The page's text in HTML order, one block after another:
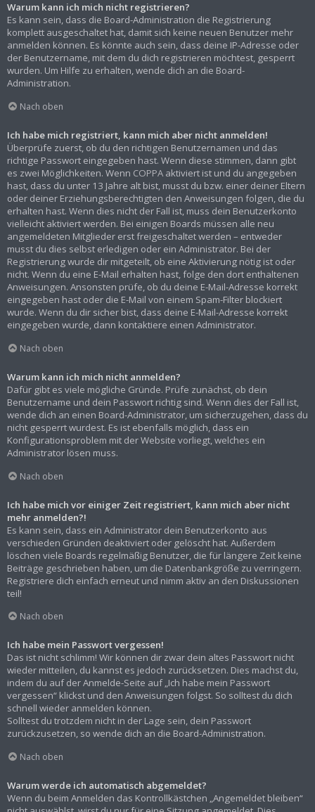
Warum kann ich mich nicht registrieren?
Es kann sein, dass die Board-Administration die Registrierung
komplett ausgeschaltet hat, damit sich keine neuen Benutzer mehr
anmelden können. Es könnte auch sein, dass deine IP-Adresse oder
der Benutzername, mit dem du dich registrieren möchtest, gesperrt
wurden. Um Hilfe zu erhalten, wende dich an die Board-
Administration.
Nach oben
Ich habe mich registriert, kann mich aber nicht anmelden!
Überprüfe zuerst, ob du den richtigen Benutzernamen und das
richtige Passwort eingegeben hast. Wenn diese stimmen, dann gibt
es zwei Möglichkeiten. Wenn COPPA aktiviert ist und du angegeben
hast, dass du unter 13 Jahre alt bist, musst du bzw. einer deiner Eltern
oder deiner Erziehungsberechtigten den Anweisungen folgen, die du
erhalten hast. Wenn dies nicht der Fall ist, muss dein Benutzerkonto
vielleicht aktiviert werden. Bei einigen Boards müssen alle neu
angemeldeten Mitglieder erst freigeschaltet werden – entweder
musst du dies selbst erledigen oder ein Administrator. Bei der
Registrierung wurde dir mitgeteilt, ob eine Aktivierung nötig ist oder
nicht. Wenn du eine E-Mail erhalten hast, folge den dort enthaltenen
Anweisungen. Ansonsten prüfe, ob du deine E-Mail-Adresse korrekt
eingegeben hast oder die E-Mail von einem Spam-Filter blockiert
wurde. Wenn du dir sicher bist, dass deine E-Mail-Adresse korrekt
eingegeben wurde, dann kontaktiere einen Administrator.
Nach oben
Warum kann ich mich nicht anmelden?
Dafür gibt es viele mögliche Gründe. Prüfe zunächst, ob dein
Benutzername und dein Passwort richtig sind. Wenn dies der Fall ist,
wende dich an einen Board-Administrator, um sicherzugehen, dass du
nicht gesperrt wurdest. Es ist ebenfalls möglich, dass ein
Konfigurationsproblem mit der Website vorliegt, welches ein
Administrator lösen muss.
Nach oben
Ich habe mich vor einiger Zeit registriert, kann mich aber nicht
mehr anmelden?!
Es kann sein, dass ein Administrator dein Benutzerkonto aus
verschieden Gründen deaktiviert oder gelöscht hat. Außerdem
löschen viele Boards regelmäßig Benutzer, die für längere Zeit keine
Beiträge geschrieben haben, um die Datenbankgröße zu verringern.
Registriere dich einfach erneut und nimm aktiv an den Diskussionen
teil!
Nach oben
Ich habe mein Passwort vergessen!
Das ist nicht schlimm! Wir können dir zwar dein altes Passwort nicht
wieder mitteilen, du kannst es jedoch zurücksetzen. Dies machst du,
indem du auf der Anmelde-Seite auf „Ich habe mein Passwort
vergessen“ klickst und den Anweisungen folgst. So solltest du dich
schnell wieder anmelden können.
Solltest du trotzdem nicht in der Lage sein, dein Passwort
zurückzusetzen, so wende dich an die Board-Administration.
Nach oben
Warum werde ich automatisch abgemeldet?
Wenn du beim Anmelden das Kontrollkästchen „Angemeldet bleiben“